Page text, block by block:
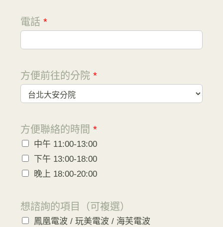
電話 *
方便前往的分院 *
方便聯絡的時間 *
中午 11:00-13:00
下午 13:00-18:00
晚上 18:00-20:00
想諮詢的項目（可複選）
鳳凰電波 / 玩美電波 / 海芙電波